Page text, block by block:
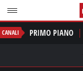
CANALI PRIMO PIANO